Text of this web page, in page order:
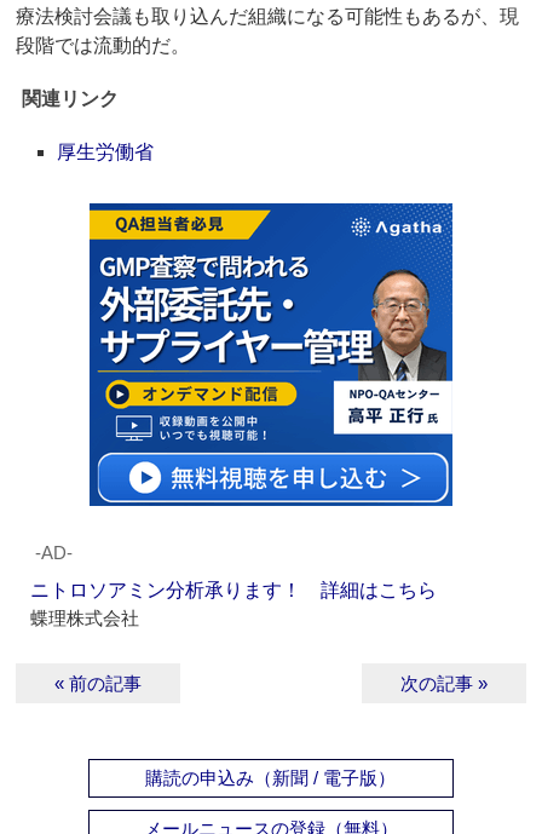
療法検討会議も取り込んだ組織になる可能性もあるが、現
段階では流動的だ。
関連リンク
厚生労働省
‐AD‐
ニトロソアミン分析承ります！ 詳細はこちら
蝶理株式会社
« 前の記事 次の記事 »
購読の申込み（新聞 / 電子版）
メールニュースの登録（無料）